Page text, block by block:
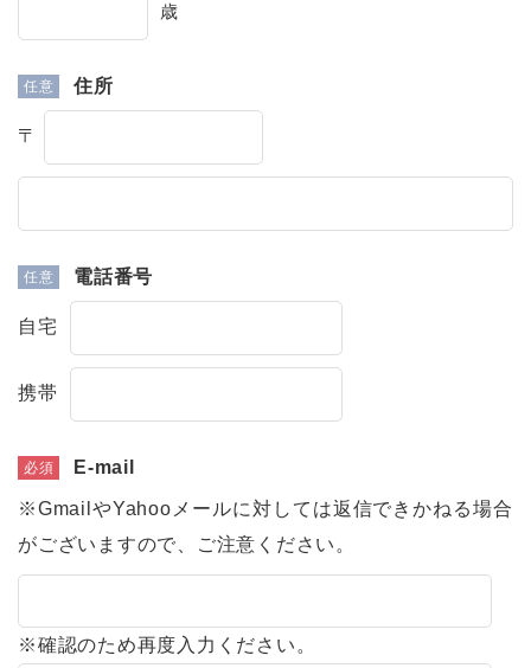
歳
住所
〒
電話番号
自宅
携帯
E-mail
※GmailやYahooメールに対しては返信できかねる場合
がございますので、ご注意ください。
※確認のため再度入力ください。